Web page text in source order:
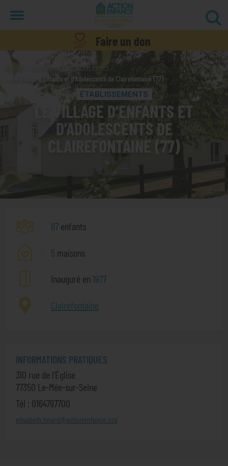
Faire un don
Accueil
Les Villages d’Enfants et Foyers
Le Village d’Enfants et d’Adolescents de Clairefontaine (77)
ÉTABLISSEMENTS
LE VILLAGE D’ENFANTS ET
D’ADOLESCENTS DE
CLAIREFONTAINE (77)
87 enfants
5 maisons
Inauguré en 1977
Clairefontaine
INFORMATIONS PRATIQUES
310 rue de l’Église
77350 Le-Mée-sur-Seine
Tél : 0164797700
elisabeth.heard@actionenfance.org